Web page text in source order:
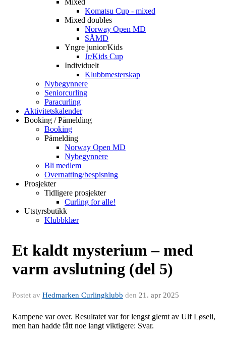
Mixed
Komatsu Cup - mixed
Mixed doubles
Norway Open MD
SÅMD
Yngre junior/Kids
Jr/Kids Cup
Individuelt
Klubbmesterskap
Nybegynnere
Seniorcurling
Paracurling
Aktivitetskalender
Booking / Påmelding
Booking
Påmelding
Norway Open MD
Nybegynnere
Bli medlem
Overnatting/bespisning
Prosjekter
Tidligere prosjekter
Curling for alle!
Utstyrsbutikk
Klubbklær
Et kaldt mysterium – med
varm avslutning (del 5)
Postet av Hedmarken Curlingklubb den 21. apr 2025
Kampene var over. Resultatet var for lengst glemt av Ulf Løseli,
men han hadde fått noe langt viktigere: Svar.